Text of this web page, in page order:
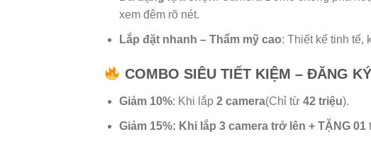
xem đêm rõ nét.
Lắp đặt nhanh – Thẩm mỹ cao: Thiết kế tinh tế,
COMBO SIÊU TIẾT KIỆM – ĐĂNG
Giảm 10%: Khi lắp 2 camera(Chỉ từ 42triệu).
Giảm 15%: Khi lắp 3 camera trở lên + TẶNG 01